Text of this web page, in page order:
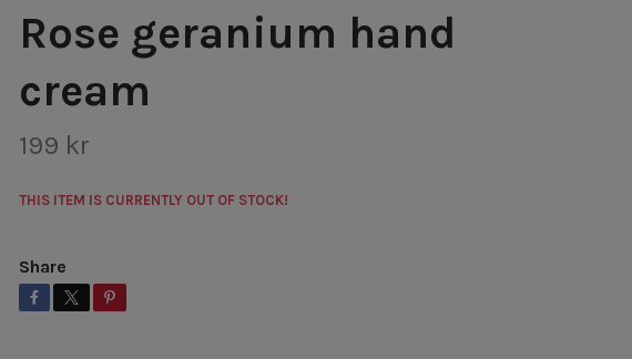
Rose geranium hand
cream
199 kr
THIS ITEM IS CURRENTLY OUT OF STOCK!
Share